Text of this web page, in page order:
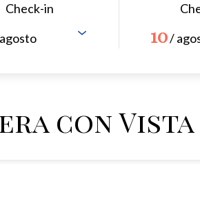
Check-in
10/
con Vista